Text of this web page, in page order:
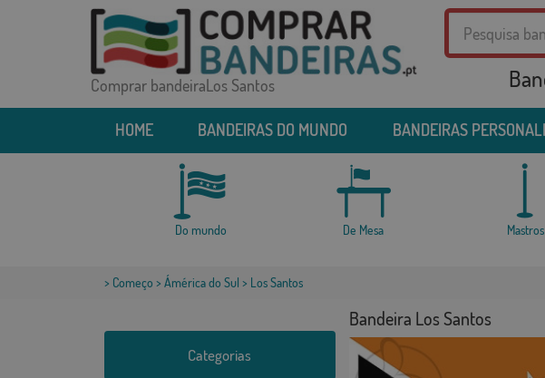
Comprar bandeiraLos Santos
HOME BANDEIRAS DO MUNDO BANDEIRAS
Do mundo De Mesa Mastros
> Começo > Ámérica do Sul > Los Santos
Categorias
Bandeira Los Santos